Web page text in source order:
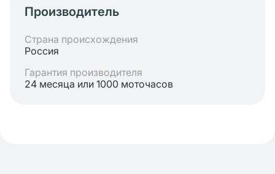
Производитель
Страна происхождения
Россия
Гарантия производителя
24 месяца или 1000 моточасов